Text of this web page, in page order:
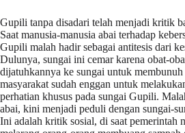
Gupili tanpa disadari telah menjadi kritik
Saat manusia-manusia abai terhadap
Gupili malah hadir sebagai antitesis dari
Dulunya, sungai ini cemar karena obat-
dijatuhkannya ke sungai untuk
masyarakat sudah enggan untuk
perhatian khusus pada sungai Gupili.
abai, kini menjadi peduli dengan sungai-
Ini adalah kritik sosial, di saat pemerintah